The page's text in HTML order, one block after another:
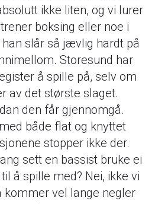
ikke liten, og vi lurer
boksing eller noe i
slår så jævlig hardt på
Storesund har
å spille på, selv om
av det største slaget.
den får gjennomgå.
både flat og knyttet
stopper ikke der.
sett en bassist bruke ei
å spille med? Nei, ikke vi
kommer vel lange negler